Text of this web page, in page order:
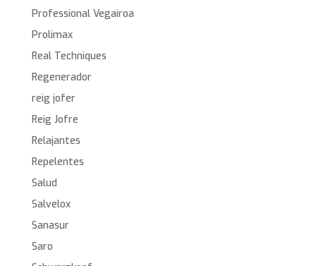
Professional Vegairoa
Prolimax
Real Techniques
Regenerador
reig jofer
Reig Jofre
Relajantes
Repelentes
Salud
Salvelox
Sanasur
Saro